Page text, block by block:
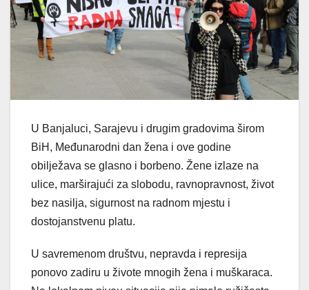
U Banjaluci, Sarajevu i drugim gradovima širom
BiH, Međunarodni dan žena i ove godine
obilježava se glasno i borbeno. Žene izlaze na
ulice, marširajući za slobodu, ravnopravnost, život
bez nasilja, sigurnost na radnom mjestu i
dostojanstvenu platu.
U savremenom društvu, nepravda i represija
ponovo zadiru u živote mnogih žena i muškaraca.